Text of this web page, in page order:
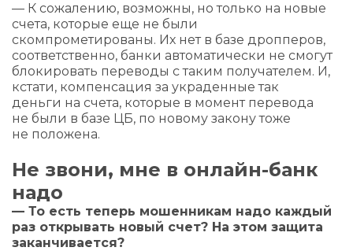
— К сожалению, возможны, но только на новые
счета, которые еще не были
скомпрометированы. Их нет в базе дропперов,
соответственно, банки автоматически не смогут
блокировать переводы с таким получателем. И,
кстати, компенсация за украденные так
деньги на счета, которые в момент перевода
не были в базе ЦБ, по новому закону тоже
не положена.
Не звони, мне в онлайн-банк
надо
— То есть теперь мошенникам надо каждый
раз открывать новый счет? На этом защита
заканчивается?